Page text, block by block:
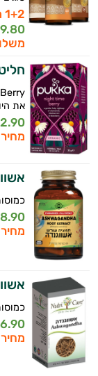
1+2 מתנה
את